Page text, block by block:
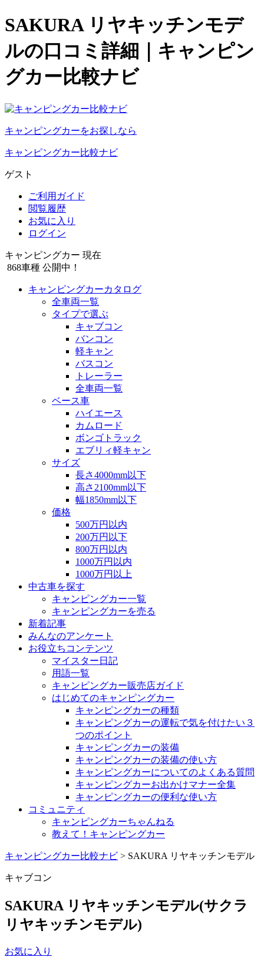
SAKURA リヤキッチンモデ
ルの口コミ詳細｜キャンピン
グカー比較ナビ
キャンピングカーをお探しなら
キャンピングカー比較ナビ
ゲスト
ご利用ガイド
閲覧履歴
お気に入り
ログイン
キャンピングカー 現在
868車種 公開中！
キャンピングカーカタログ
全車両一覧
タイプで選ぶ
キャブコン
バンコン
軽キャン
バスコン
トレーラー
全車両一覧
ベース車
ハイエース
カムロード
ボンゴトラック
エブリィ軽キャン
サイズ
長さ4000mm以下
高さ2100mm以下
幅1850mm以下
価格
500万円以内
200万円以下
800万円以内
1000万円以内
1000万円以上
中古車を探す
キャンピングカー一覧
キャンピングカーを売る
新着記事
みんなのアンケート
お役立ちコンテンツ
マイスター日記
用語一覧
キャンピングカー販売店ガイド
はじめてのキャンピングカー
キャンピングカーの種類
キャンピングカーの運転で気を付けたい３
つのポイント
キャンピングカーの装備
キャンピングカーの装備の使い方
キャンピングカーについてのよくある質問
キャンピングカーお出かけマナー全集
キャンピングカーの便利な使い方
コミュニティ
キャンピングカーちゃんねる
教えて！キャンピングカー
キャンピングカー比較ナビ > SAKURA リヤキッチンモデル
キャブコン
SAKURA リヤキッチンモデル(サクラ
リヤキッチンモデル)
お気に入り